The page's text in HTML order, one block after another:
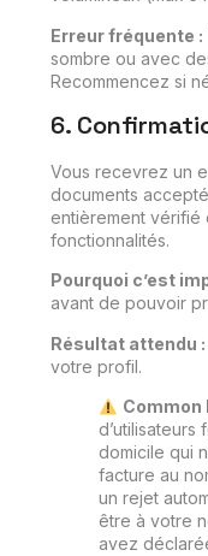
Erreur fréquente :
sombre ou avec
Recommencez si
6.
Vous recevrez un
documents
entièrement vérifié
fonctionnalités.
Pourquoi c’est
avant de pouvoir
Résultat attendu :
votre profil.
Common
d’utilisateurs
domicile qui
facture au
un rejet
être à votre
avez